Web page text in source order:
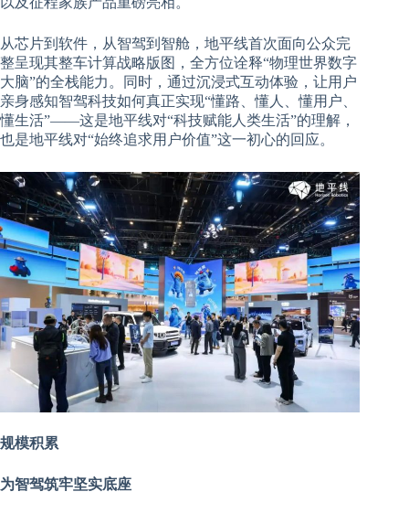
从芯片到软件，从智驾到智舱，地平线首次面向公众完
整呈现其整车计算战略版图，全方位诠释“物理世界数字
大脑”的全栈能力。同时，通过沉浸式互动体验，让用户
亲身感知智驾科技如何真正实现“懂路、懂人、懂用户、
懂生活”——这是地平线对“科技赋能人类生活”的理解，
也是地平线对“始终追求用户价值”这一初心的回应。
规模积累
为智驾筑牢坚实底座